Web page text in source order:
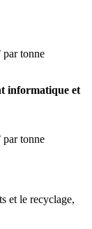
par tonne
informatique et
par tonne
et le recyclage,